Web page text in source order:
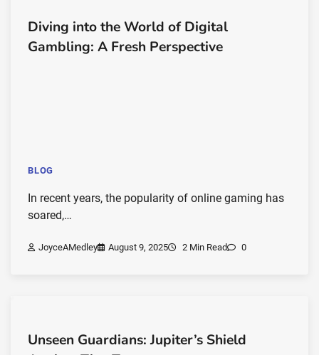
Diving into the World of Digital
Gambling: A Fresh Perspective
BLOG
In recent years, the popularity of online gaming has
soared,…
JoyceAMedley August 9, 2025 2 Min Read 0
Unseen Guardians: Jupiter’s Shield